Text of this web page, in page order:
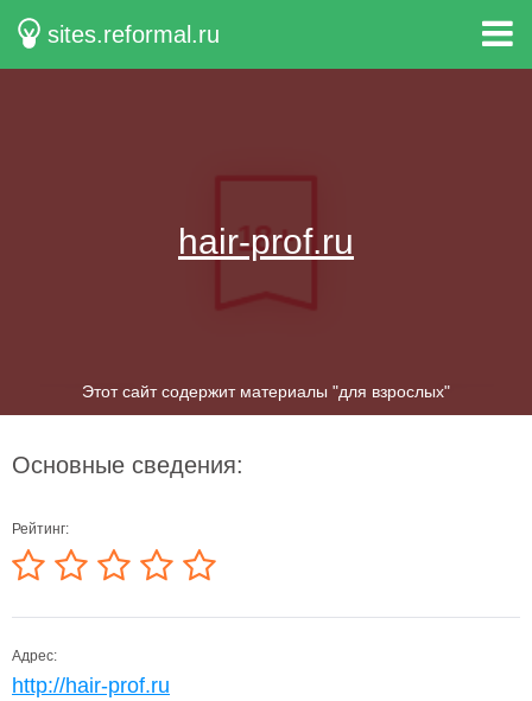
sites.reformal.ru
hair-prof.ru
Этот сайт содержит материалы "для взрослых"
Основные сведения:
Рейтинг:
Адрес:
http://hair-prof.ru